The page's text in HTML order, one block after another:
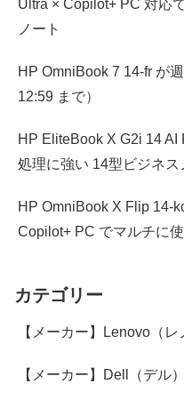
Ultra × Copilot+ PC 対応
ノート
HP OmniBook 7 14-fr が
12:59 まで）
HP EliteBook X G2i 14 AI
処理に強い 14型ビジネス
HP OmniBook X Flip 14-
Copilot+ PC でマルチに
カテゴリー
【メーカー】Lenovo（レ
【メーカー】Dell（デル）